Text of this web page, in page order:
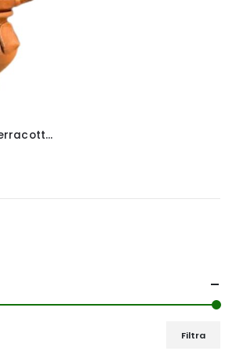
Scalda nduja in terracotta
Filtra